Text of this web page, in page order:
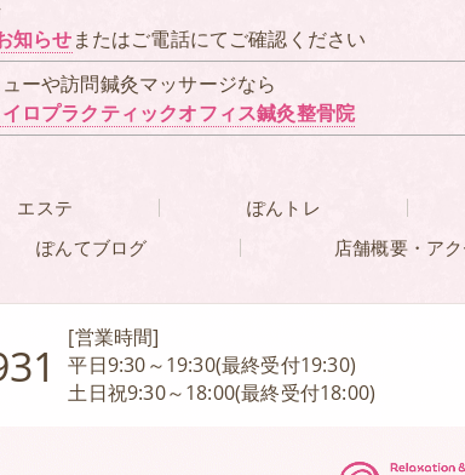
知らせまたはご電話にてご確認ください
ーや訪問鍼灸マッサージなら
ロプラクティックオフィス鍼灸整骨院
エステ ぽんトレ
ぽんてブログ 店舗概要・ア
[営業時間]
平日9:30～19:30(最終受付19:30)
土日祝9:30～18:00(最終受付18:00)